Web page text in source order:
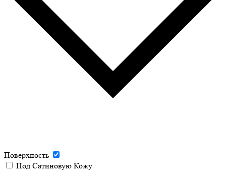
Поверхность
Под Сатиновую Кожу